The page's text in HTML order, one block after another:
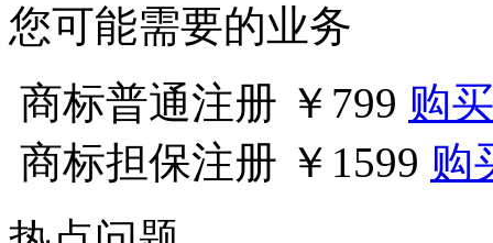
您可能需要的业务
商标普通注册 ￥799 购买
商标担保注册 ￥1599 购